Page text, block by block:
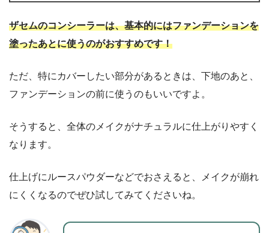
ザセムのコンシーラーは、基本的にはファンデーションを
塗ったあとに使うのがおすすめです！
ただ、特にカバーしたい部分があるときは、下地のあと、
ファンデーションの前に使うのもいいですよ。
そうすると、全体のメイクがナチュラルに仕上がりやすく
なります。
仕上げにルースパウダーなどでおさえると、メイクが崩れ
にくくなるのでぜひ試してみてくださいね。